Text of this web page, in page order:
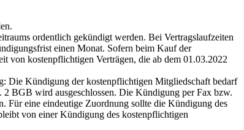
ordentlich gekündigt werden. Bei Vertragslaufzeiten
einen Monat. Sofern beim Kauf der
von kostenpflichtigen Verträgen, die ab dem 01.03.2022
Die Kündigung der kostenpflichtigen Mitgliedschaft bedarf
BGB wird ausgeschlossen. Die Kündigung per Fax bzw.
Für eine eindeutige Zuordnung sollte die Kündigung des
von einer Kündigung des kostenpflichtigen